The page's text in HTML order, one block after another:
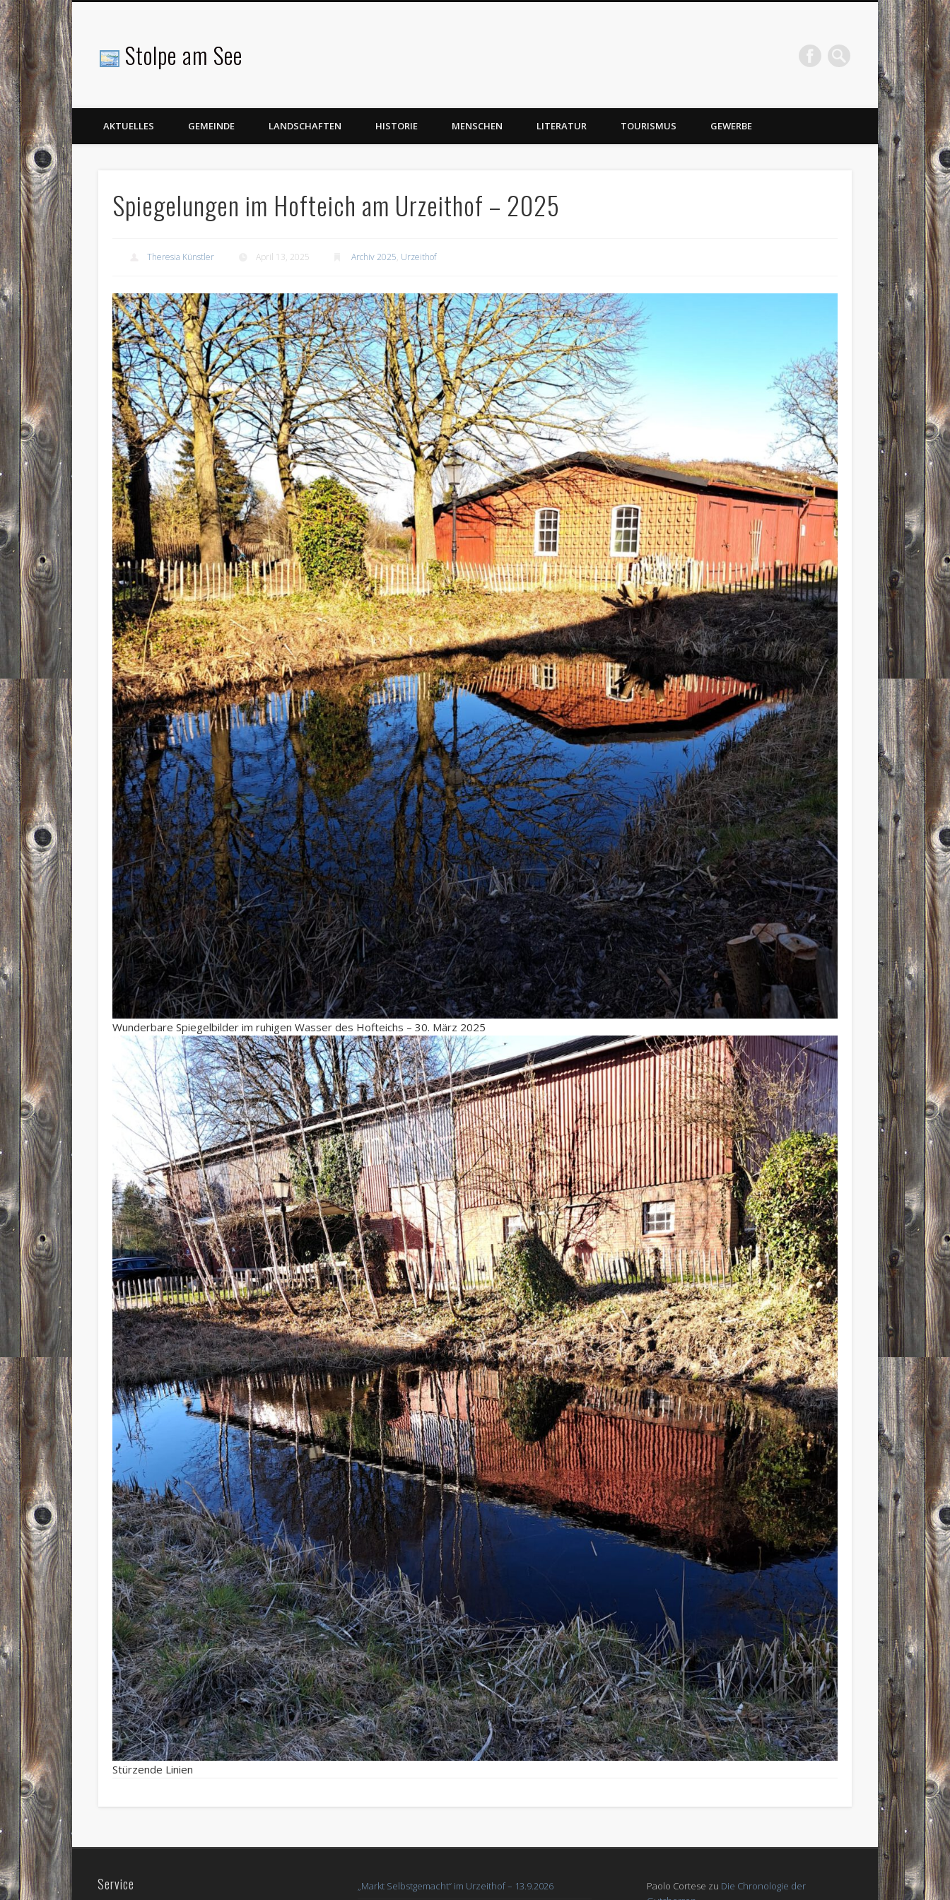
Stolpe am See
Facebook
AKTUELLES GEMEINDE LANDSCHAFTEN HISTORIE MENSCHEN LITERATUR TOURISMUS GEWERBE
Spiegelungen im Hofteich am Urzeithof – 2025
Theresia Künstler April 13, 2025 Archiv 2025, Urzeithof
Wunderbare Spiegelbilder im ruhigen Wasser des Hofteichs – 30. März 2025
Stürzende Linien
Service „Markt Selbstgemacht“ im Urzeithof – 13.9.2026 Paolo Cortese zu Die Chronologie der